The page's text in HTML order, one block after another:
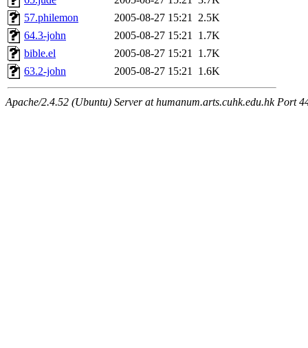
57.philemon
2005-08-27 15:21 2.5K
64.3-john
2005-08-27 15:21 1.7K
bible.el
2005-08-27 15:21 1.7K
63.2-john
2005-08-27 15:21 1.6K
Apache/2.4.52 (Ubuntu) Server at humanum.arts.cuhk.edu.hk Port